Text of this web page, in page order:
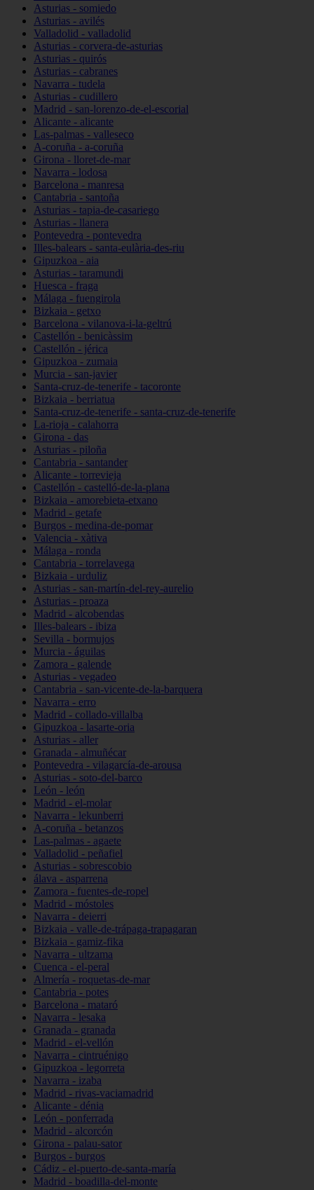
Asturias - somiedo
Asturias - avilés
Valladolid - valladolid
Asturias - corvera-de-asturias
Asturias - quirós
Asturias - cabranes
Navarra - tudela
Asturias - cudillero
Madrid - san-lorenzo-de-el-escorial
Alicante - alicante
Las-palmas - valleseco
A-coruña - a-coruña
Girona - lloret-de-mar
Navarra - lodosa
Barcelona - manresa
Cantabria - santoña
Asturias - tapia-de-casariego
Asturias - llanera
Pontevedra - pontevedra
Illes-balears - santa-eulària-des-riu
Gipuzkoa - aia
Asturias - taramundi
Huesca - fraga
Málaga - fuengirola
Bizkaia - getxo
Barcelona - vilanova-i-la-geltrú
Castellón - benicàssim
Castellón - jérica
Gipuzkoa - zumaia
Murcia - san-javier
Santa-cruz-de-tenerife - tacoronte
Bizkaia - berriatua
Santa-cruz-de-tenerife - santa-cruz-de-tenerife
La-rioja - calahorra
Girona - das
Asturias - piloña
Cantabria - santander
Alicante - torrevieja
Castellón - castelló-de-la-plana
Bizkaia - amorebieta-etxano
Madrid - getafe
Burgos - medina-de-pomar
Valencia - xàtiva
Málaga - ronda
Cantabria - torrelavega
Bizkaia - urduliz
Asturias - san-martín-del-rey-aurelio
Asturias - proaza
Madrid - alcobendas
Illes-balears - ibiza
Sevilla - bormujos
Murcia - águilas
Zamora - galende
Asturias - vegadeo
Cantabria - san-vicente-de-la-barquera
Navarra - erro
Madrid - collado-villalba
Gipuzkoa - lasarte-oria
Asturias - aller
Granada - almuñécar
Pontevedra - vilagarcía-de-arousa
Asturias - soto-del-barco
León - león
Madrid - el-molar
Navarra - lekunberri
A-coruña - betanzos
Las-palmas - agaete
Valladolid - peñafiel
Asturias - sobrescobio
álava - asparrena
Zamora - fuentes-de-ropel
Madrid - móstoles
Navarra - deierri
Bizkaia - valle-de-trápaga-trapagaran
Bizkaia - gamiz-fika
Navarra - ultzama
Cuenca - el-peral
Almería - roquetas-de-mar
Cantabria - potes
Barcelona - mataró
Navarra - lesaka
Granada - granada
Madrid - el-vellón
Navarra - cintruénigo
Gipuzkoa - legorreta
Navarra - izaba
Madrid - rivas-vaciamadrid
Alicante - dénia
León - ponferrada
Madrid - alcorcón
Girona - palau-sator
Burgos - burgos
Cádiz - el-puerto-de-santa-maría
Madrid - boadilla-del-monte